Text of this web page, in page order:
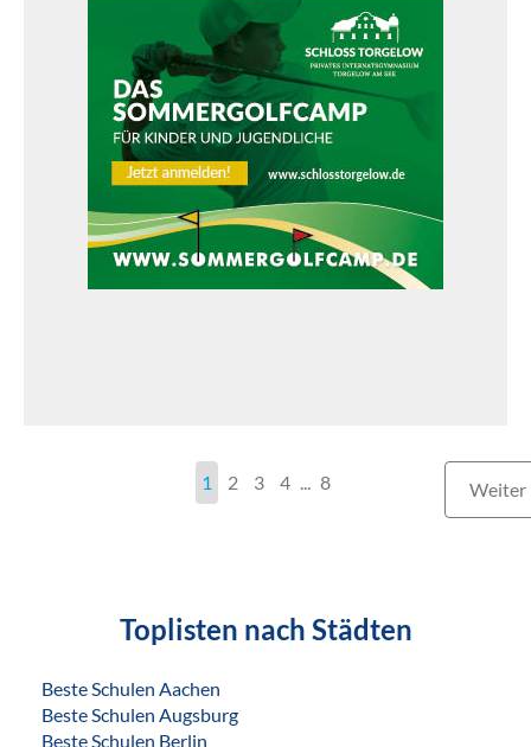
1 2 3 4 8 Weiter
Toplisten nach Städten
Beste Schulen Aachen
Beste Schulen Augsburg
Beste Schulen Berlin